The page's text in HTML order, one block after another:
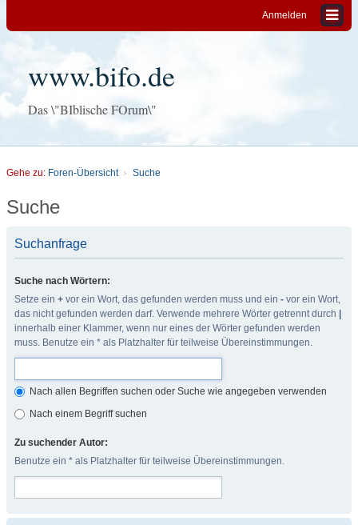
Anmelden
www.bifo.de
Das \"BIblische FOrum\"
Gehe zu: Foren-Übersicht Suche
Suche
Suchanfrage
Suche nach Wörtern:
Setze ein + vor ein Wort, das gefunden werden muss und ein - vor ein Wort,
das nicht gefunden werden darf. Verwende mehrere Wörter getrennt durch
innerhalb einer Klammer, wenn nur eines der Wörter gefunden werden
muss. Benutze ein * als Platzhalter für teilweise Übereinstimmungen.
Nach allen Begriffen suchen oder Suche wie angegeben verwenden
Nach einem Begriff suchen
Zu suchender Autor:
Benutze ein * als Platzhalter für teilweise Übereinstimmungen.